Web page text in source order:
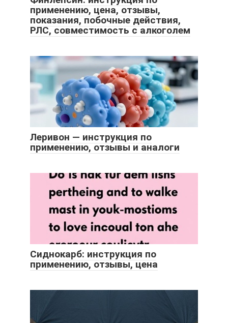
применению, цена, отзывы,
показания, побочные действия,
РЛС, совместимость с алкоголем
Леривон — инструкция по
применению, отзывы и аналоги
Сиднокарб: инструкция по
применению, отзывы, цена